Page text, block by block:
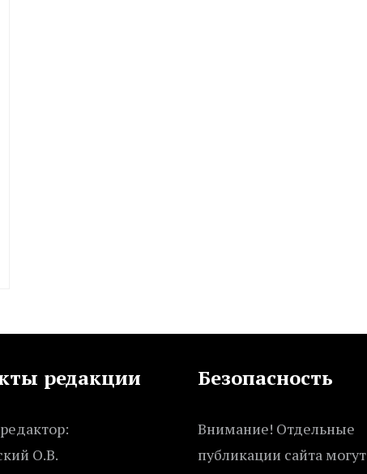
редакции
О.В.
Безопасность
Внимание! Отдельные
публикации сайта могут